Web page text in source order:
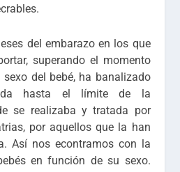
del embarazo en los que
superando el momento
del bebé, ha banalizado
hasta el límite de la
se realizaba y tratada por
por aquellos que la han
Así nos econtramos con la
en función de su sexo.